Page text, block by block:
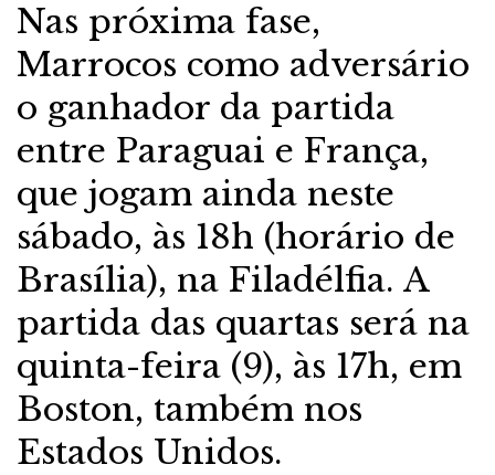
Nas próxima fase,
Marrocos como adversário
o ganhador da partida
entre Paraguai e França,
que jogam ainda neste
sábado, às 18h (horário de
Brasília), na Filadélfia. A
partida das quartas será na
quinta-feira (9), às 17h, em
Boston, também nos
Estados Unidos.